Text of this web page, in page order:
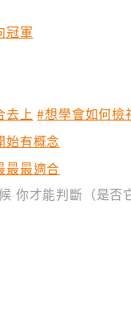
冠軍
去上 #想學會如何檢
始有概念
最最適合
你才能判斷（是